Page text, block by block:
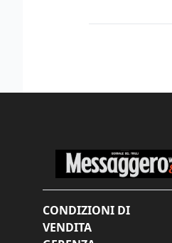
CONDIZIONI DI
VENDITA